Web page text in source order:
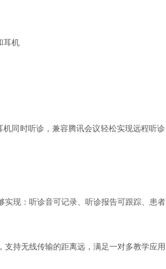
耳机
同时听诊，兼容腾讯会议轻松实现远程听
现：听诊音可记录、听诊报告可跟踪、患
持无线传输的距离远，满足一对多教学应